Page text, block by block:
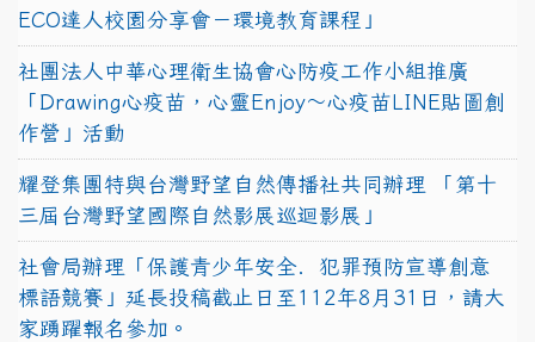
ECO達人校園分享會－環境教育課程」
社團法人中華心理衛生協會心防疫工作小組推廣
「Drawing心疫苗，心靈Enjoy〜心疫苗LINE貼圖創
作營」活動
耀登集團特與台灣野望自然傳播社共同辦理 「第十
三屆台灣野望國際自然影展巡迴影展」
社會局辦理「保護青少年安全．犯罪預防宣導創意
標語競賽」延長投稿截止日至112年8月31日，請大
家踴躍報名參加。